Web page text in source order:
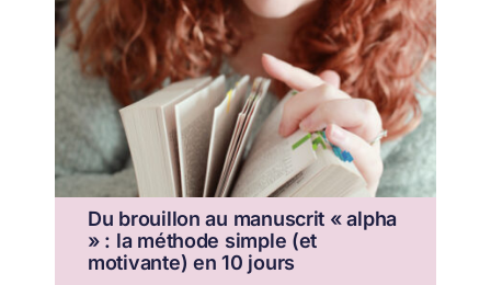
Du brouillon au manuscrit « alpha
» : la méthode simple (et
motivante) en 10 jours